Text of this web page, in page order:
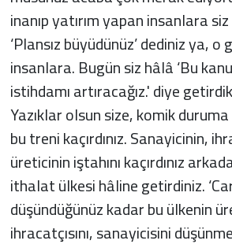
inanıp yatırım yapan insanlara
‘Plansız büyüdünüz’ dediniz ya, o
insanlara. Bugün siz hâlâ ‘Bu
istihdamı artıracağız.' diye
Yazıklar olsun size, komik
bu treni kaçırdınız. Sanayicinin,
üreticinin iştahını kaçırdınız
ithalat ülkesi hâline getirdiniz.
düşündüğünüz kadar bu ülkenin
ihracatçısını, sanayicisini